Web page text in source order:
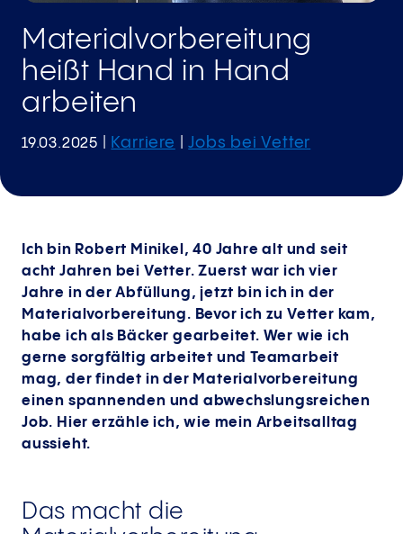
Materialvorbereitung
heißt Hand in Hand
arbeiten
19.03.2025 Karriere |Jobs bei Vetter
Ich bin Robert Minikel, 40 Jahre alt und seit
acht Jahren bei Vetter. Zuerst war ich vier
Jahre in der Abfüllung, jetzt bin ich in der
Materialvorbereitung. Bevor ich zu Vetter kam,
habe ich als Bäcker gearbeitet. Wer wie ich
gerne sorgfältig arbeitet und Teamarbeit
mag, der findet in der Materialvorbereitung
einen spannenden und abwechslungsreichen
Job. Hier erzähle ich, wie mein Arbeitsalltag
aussieht.
Das macht die